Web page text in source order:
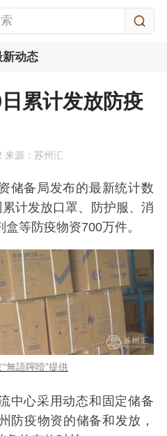
新动态
累计发放防疫
来源：苏州汇
储备局发布的最新统计数
计发放口罩、防护服、消
等防疫物资700万件。
無語聹噎”提供
中心采用动态和固定储备
防疫物资的储备和发放，